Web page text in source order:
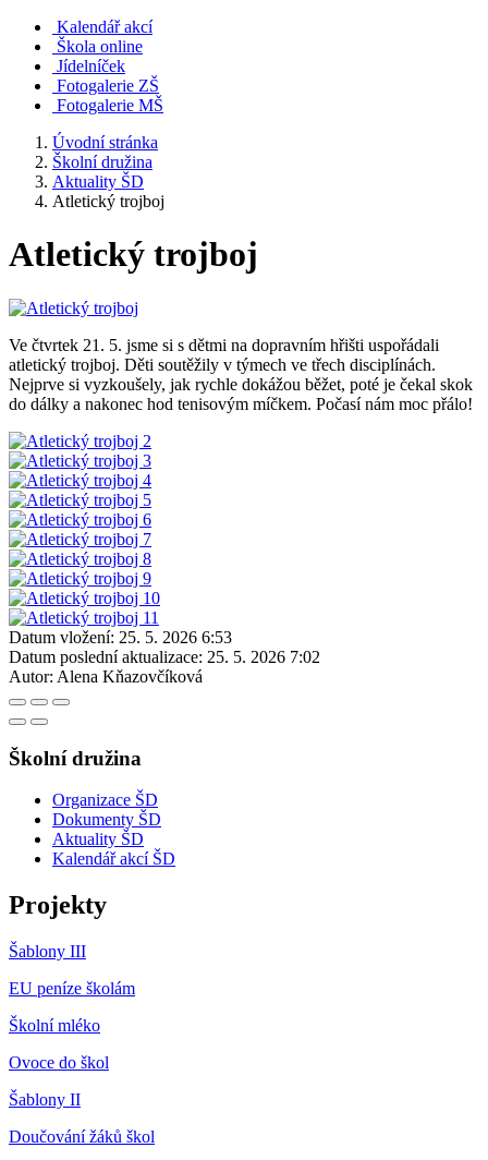
Kalendář akcí
Škola online
Jídelníček
Fotogalerie ZŠ
Fotogalerie MŠ
Úvodní stránka
Školní družina
Aktuality ŠD
Atletický trojboj
Atletický trojboj
Ve čtvrtek 21. 5. jsme si s dětmi na dopravním hřišti uspořádali
atletický trojboj. Děti soutěžily v týmech ve třech disciplínách.
Nejprve si vyzkoušely, jak rychle dokážou běžet, poté je čekal skok
do dálky a nakonec hod tenisovým míčkem. Počasí nám moc přálo!
Datum vložení: 25. 5. 2026 6:53
Datum poslední aktualizace: 25. 5. 2026 7:02
Autor: Alena Kňazovčíková
Školní družina
Organizace ŠD
Dokumenty ŠD
Aktuality ŠD
Kalendář akcí ŠD
Projekty
Šablony III
EU peníze školám
Školní mléko
Ovoce do škol
Šablony II
Doučování žáků škol